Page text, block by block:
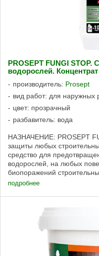
PROSEPT FUNGI STOP.
водорослей.
производитель: Prosept
вид работ: для наружных
цвет: прозрачный
разбавитель: вода
НАЗНАЧЕНИЕ: PROSEPT
защиты любых
средство для
водорослей, на любых
биопоражений
подробнее